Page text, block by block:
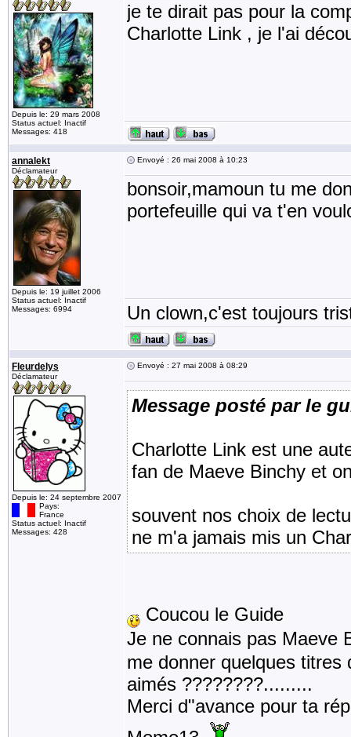
Depuis le: 29 mars 2008
Status actuel: Inactif
Messages: 418
je te dirait pas pour la
Charlotte Link , je l'ai
annalekt
Déclamateur
Depuis le: 19 juillet 2006
Status actuel: Inactif
Messages: 6994
Envoyé : 26 mai 2008 à 10:23
bonsoir,mamoun tu me
portefeuille qui va t'en
Un clown,c'est toujours
Fleurdelys
Déclamateur
Depuis le: 24 septembre 2007
Pays:
France
Status actuel: Inactif
Messages: 428
Envoyé : 27 mai 2008 à 08:29
Message posté par le
Charlotte Link est une
fan de Maeve Binchy et
souvent nos choix de
ne m'a jamais mis un
Coucou le Guide
Je ne connais pas Maeve
me donner quelques
aimés ????????.........
Merci d"avance pour ta